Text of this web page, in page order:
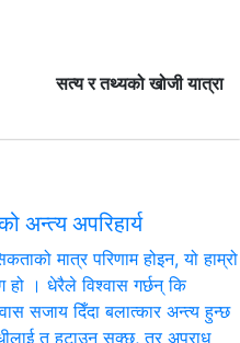
सत्य र तथ्यको खोजी यात्रा
अन्त्य अपरिहार्य
मात्र परिणाम होइन, यो हाम्रो
हो । धेरैले विश्वास गर्छन् कि
सजाय दिँदा बलात्कार अन्त्य हुन्छ
त हटाउन सक्छ, तर अपराध